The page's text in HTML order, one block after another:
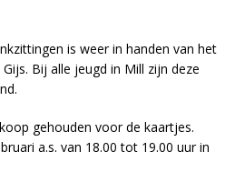
is weer in handen van het
Bij alle jeugd in Mill zijn deze
gehouden voor de kaartjes.
a.s. van 18.00 tot 19.00 uur in